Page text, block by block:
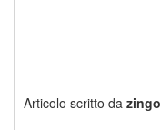
Articolo scritto da zingo